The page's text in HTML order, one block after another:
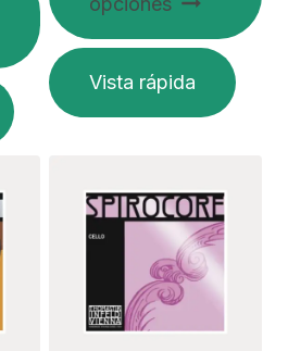
hasta
Este
producto
tiene
opciones
elegir
Vista rápida